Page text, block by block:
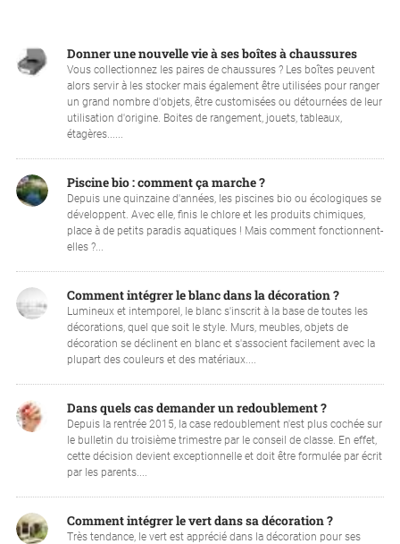
Donner une nouvelle vie à ses boîtes à chaussures
Vous collectionnez les paires de chaussures ? Les boîtes peuvent
alors servir à les stocker mais également être utilisées pour ranger
un grand nombre d'objets, être customisées ou détournées de leur
utilisation d'origine. Boites de rangement, jouets, tableaux,
étagères......
Piscine bio : comment ça marche ?
Depuis une quinzaine d'années, les piscines bio ou écologiques se
développent. Avec elle, finis le chlore et les produits chimiques,
place à de petits paradis aquatiques ! Mais comment fonctionnent-
elles ?...
Comment intégrer le blanc dans la décoration ?
Lumineux et intemporel, le blanc s'inscrit à la base de toutes les
décorations, quel que soit le style. Murs, meubles, objets de
décoration se déclinent en blanc et s'associent facilement avec la
plupart des couleurs et des matériaux....
Dans quels cas demander un redoublement ?
Depuis la rentrée 2015, la case redoublement n'est plus cochée sur
le bulletin du troisième trimestre par le conseil de classe. En effet,
cette décision devient exceptionnelle et doit être formulée par écrit
par les parents....
Comment intégrer le vert dans sa décoration ?
Très tendance, le vert est apprécié dans la décoration pour ses